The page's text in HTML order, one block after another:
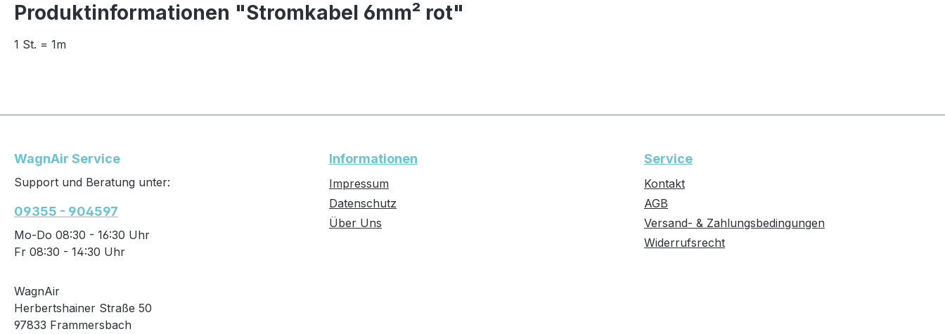
Produktinformationen "Stromkabel 6mm² rot"
1 St. = 1m
WagnAir Service
Support und Beratung unter:
09355 - 904597
Mo-Do 08:30 - 16:30 Uhr
Fr 08:30 - 14:30 Uhr
WagnAir
Herbertshainer Straße 50
97833 Frammersbach
Informationen
Impressum
Datenschutz
Über Uns
Service
Kontakt
AGB
Versand- & Zahlungsbedingungen
Widerrufsrecht